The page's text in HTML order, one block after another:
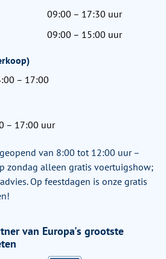
09:00 – 17:30 uur
09:00 – 15:00 uur
– 17:00
– 17:00 uur
van 8:00 tot 12:00 uur –
zondag alleen gratis voertuigshow;
Op feestdagen is onze gratis
van Europa's grootste